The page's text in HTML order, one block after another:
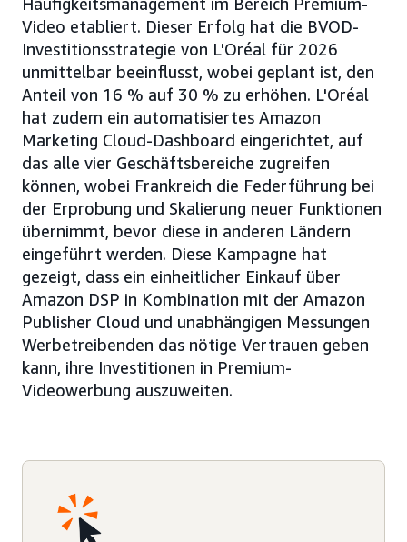
Video etabliert. Dieser Erfolg hat die BVOD-
Investitionsstrategie von L'Oréal für 2026
unmittelbar beeinflusst, wobei geplant ist, den
Anteil von 16 % auf 30 % zu erhöhen. L'Oréal
hat zudem ein automatisiertes Amazon
Marketing Cloud-Dashboard eingerichtet, auf
das alle vier Geschäftsbereiche zugreifen
können, wobei Frankreich die Federführung bei
der Erprobung und Skalierung neuer Funktionen
übernimmt, bevor diese in anderen Ländern
eingeführt werden. Diese Kampagne hat
gezeigt, dass ein einheitlicher Einkauf über
Amazon DSP in Kombination mit der Amazon
Publisher Cloud und unabhängigen Messungen
Werbetreibenden das nötige Vertrauen geben
kann, ihre Investitionen in Premium-
Videowerbung auszuweiten.